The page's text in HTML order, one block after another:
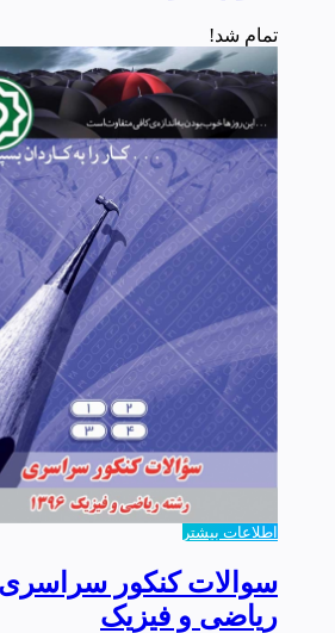
تمام شد!
اطلاعات بیشتر
ریاضی و فیزیک